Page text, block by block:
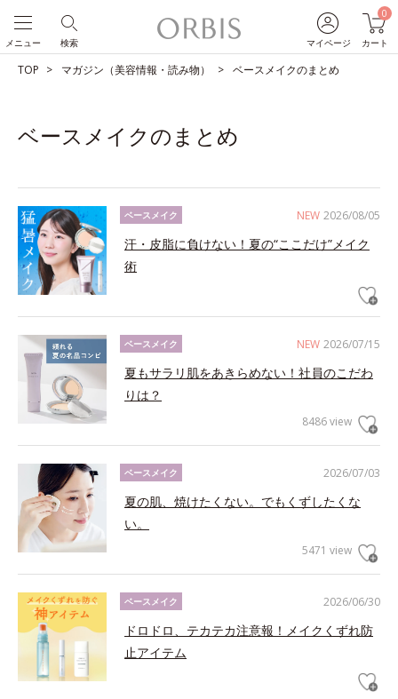
マイページ
0
カート
検索
メニュー
TOP マガジン（美容情報・読み物） ベースメイクのまとめ
ベースメイクのまとめ
NEW 2026/08/05
ベースメイク
汗・皮脂に負けない！夏の“ここだけ”メイク
術
NEW 2026/07/15
ベースメイク
夏もサラリ肌をあきらめない！社員のこだわ
りは？
8486 view
2026/07/03
ベースメイク
夏の肌、焼けたくない。でもくずしたくな
い。
5471 view
2026/06/30
ベースメイク
ドロドロ、テカテカ注意報！メイクくずれ防
止アイテム